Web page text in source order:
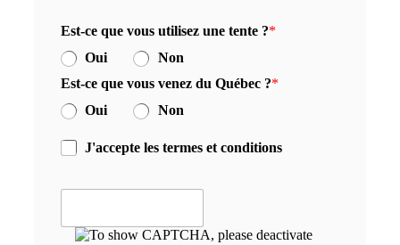
Est-ce que vous utilisez une tente ?*
Oui
Non
Est-ce que vous venez du Québec ?*
Oui
Non
J'accepte les termes et conditions